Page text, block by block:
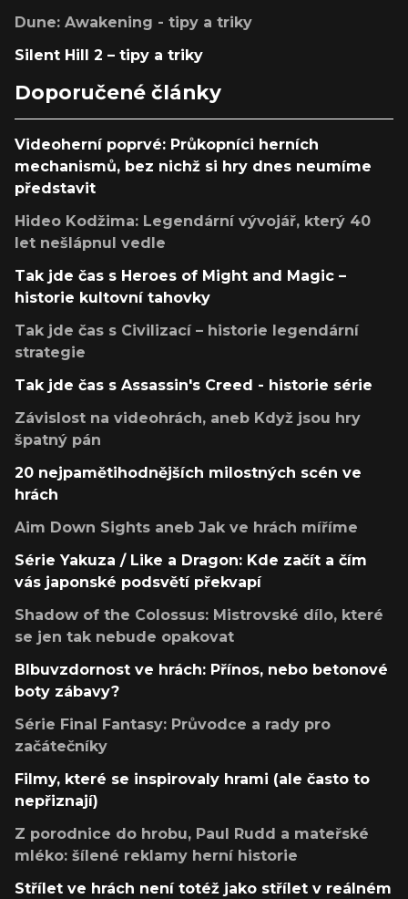
Dune: Awakening - tipy a triky
Silent Hill 2 – tipy a triky
Doporučené články
Videoherní poprvé: Průkopníci herních
mechanismů, bez nichž si hry dnes neumíme
představit
Hideo Kodžima: Legendární vývojář, který 40
let nešlápnul vedle
Tak jde čas s Heroes of Might and Magic –
historie kultovní tahovky
Tak jde čas s Civilizací – historie legendární
strategie
Tak jde čas s Assassin's Creed - historie série
Závislost na videohrách, aneb Když jsou hry
špatný pán
20 nejpamětihodnějších milostných scén ve
hrách
Aim Down Sights aneb Jak ve hrách míříme
Série Yakuza / Like a Dragon: Kde začít a čím
vás japonské podsvětí překvapí
Shadow of the Colossus: Mistrovské dílo, které
se jen tak nebude opakovat
Blbuvzdornost ve hrách: Přínos, nebo betonové
boty zábavy?
Série Final Fantasy: Průvodce a rady pro
začátečníky
Filmy, které se inspirovaly hrami (ale často to
nepřiznají)
Z porodnice do hrobu, Paul Rudd a mateřské
mléko: šílené reklamy herní historie
Střílet ve hrách není totéž jako střílet v reálném